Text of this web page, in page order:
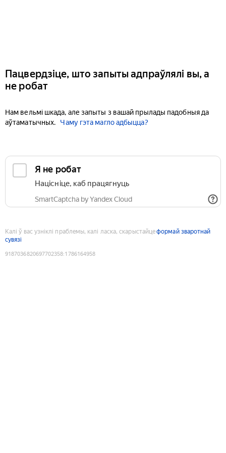
Пацвердзіце, што запыты адпраўлялі вы, а
не робат
Нам вельмі шкада, але запыты з вашай прылады падобныя да
аўтаматычных.
Чаму гэта магло адбыцца?
Я не робат
Націсніце, каб працягнуць
SmartCaptcha by Yandex Cloud
Калі ў вас узніклі праблемы, калі ласка, скарыстайцеформай зваротнай
сувязі
9187036820697702358:1786164958